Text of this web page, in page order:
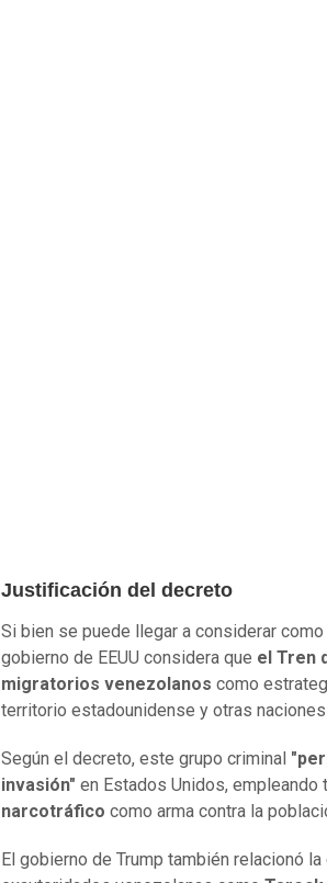
Justificación del decreto
Si bien se puede llegar a considerar
gobierno de EEUU considera que el Tren
migratorios venezolanos como
territorio estadounidense y otras naciones
Según el decreto, este grupo criminal
invasión" en Estados Unidos, empleando
narcotráfico como arma contra la
El gobierno de Trump también relacionó